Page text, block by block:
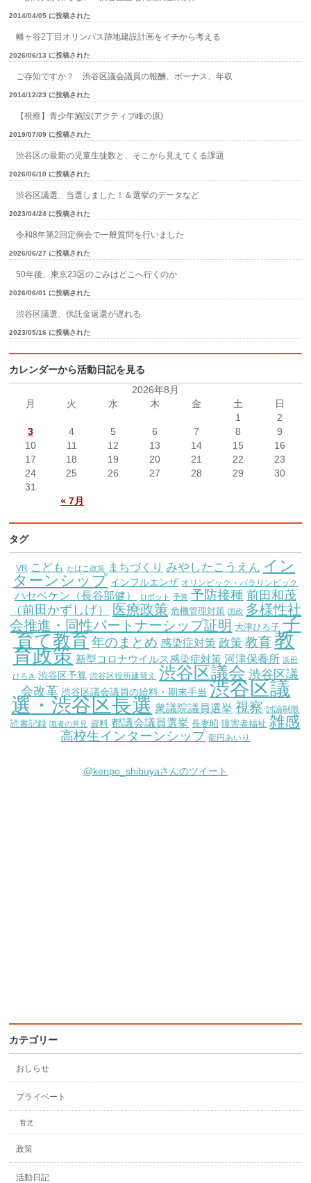
2014/04/05 に投稿された
幡ヶ谷2丁目オリンパス跡地建設計画をイチから考える
2026/06/13 に投稿された
ご存知ですか？ 渋谷区議会議員の報酬、ボーナス、年収
2014/12/23 に投稿された
【視察】青少年施設(アクティブ峰の原)
2019/07/09 に投稿された
渋谷区の最新の児童生徒数と、そこから見えてくる課題
2026/06/10 に投稿された
渋谷区議選、当選しました！＆選挙のデータなど
2023/04/24 に投稿された
令和8年第2回定例会で一般質問を行いました
2026/06/27 に投稿された
50年後、東京23区のごみはどこへ行くのか
2026/06/01 に投稿された
渋谷区議選、供託金返還が遅れる
2023/05/16 に投稿された
カレンダーから活動日記を見る
2026年8月
月
火 水 木 金 土 日
« 7月
1
2
3
4 5 6 7 8
9
10
11 12 13 14 15
16
17
18 19 20 21 22
23
24
25 26 27 28 29
30
31
タグ
VR こども たばこ政策 まちづくり みやしたこうえん イン
ターンシップ インフルエンザ オリンピック・パラリンピック
ハセベケン（長谷部健） ロボット 予算 予防接種 前田和茂
（前田かずしげ）
医療政策 危機管理対策 国政 多様性社
会推進・同性パートナーシップ証明 大津ひろ子 子
育て教育 年のまとめ 感染症対策 政策 教育 教
育政策 新型コロナウイルス感染症対策 河津保養所 浜田
ひろき 渋谷区予算 渋谷区役所建替え 渋谷区議会 渋谷区議
会改革 渋谷区議会議員の給料・期末手当 渋谷区議
選・渋谷区長選 衆議院議員選挙 視察 討論制限
読書記録 識者の意見 資料 都議会議員選挙 長妻昭 障害者福祉 雑感
高校生インターンシップ 龍円あいり
@kenpo_shibuyaさんのツイート
カテゴリー
おしらせ
プライベート
育児
政策
活動日記